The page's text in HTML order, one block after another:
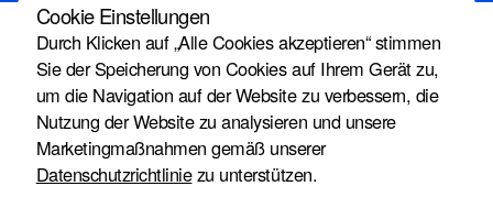
Florida, USA, Fahrlässige Tötung
D.H. v. M.B.
$11,362,500
Cookie Einstellungen
Durch Klicken auf „Alle Cookies akzeptieren“ stimmen
Sie der Speicherung von Cookies auf Ihrem Gerät zu,
um die Navigation auf der Website zu verbessern, die
Nutzung der Website zu analysieren und unsere
Marketingmaßnahmen gemäß unserer
Datenschutzrichtliniezu unterstützen.